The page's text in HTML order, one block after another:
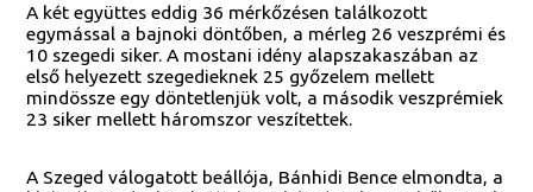
A két együttes eddig 36 mérkőzésen találkozott
egymással a bajnoki döntőben, a mérleg 26 veszprémi és
10 szegedi siker. A mostani idény alapszakaszában az
első helyezett szegedieknek 25 győzelem mellett
mindössze egy döntetlenjük volt, a második veszprémiek
23 siker mellett háromszor veszítettek.
A Szeged válogatott beállója, Bánhidi Bence elmondta, a